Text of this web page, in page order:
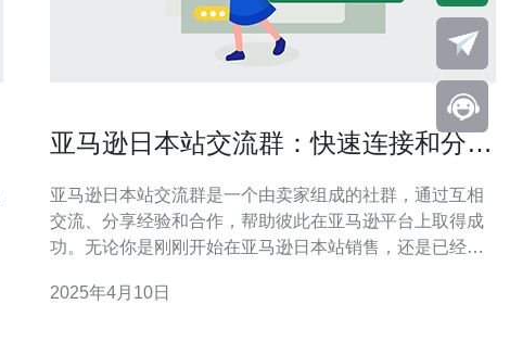
亚马逊日本站交流群：快速连接和分享
亚马逊日本站交流群是一个由卖家组成的社群，通过互相
交流、分享经验和合作，帮助彼此在亚马逊平台上取得成
功。无论你是刚刚开始在亚马逊日本站销售，还是已经有
马逊日本站交流群为卖家们提供了一个快速连接的平台。
2025年4月10日